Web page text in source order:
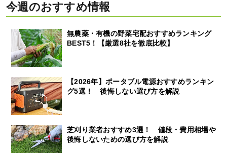
今週のおすすめ情報
無農薬・有機の野菜宅配おすすめランキング
BEST5！【厳選8社を徹底比較】
【2026年】ポータブル電源おすすめランキン
グ5選！ 後悔しない選び方を解説
芝刈り業者おすすめ3選！ 値段・費用相場や
後悔しないための選び方を解説